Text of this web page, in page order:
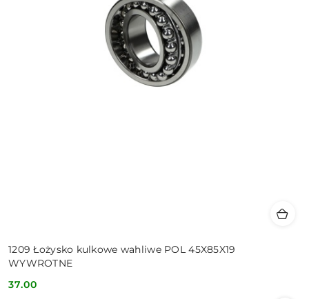
1209 Łożysko kulkowe wahliwe POL 45X85X19
WYWROTNE
Cena:
37.00